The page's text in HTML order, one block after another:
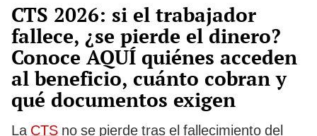
CTS 2026: si el trabajador
fallece, ¿se pierde el dinero?
Conoce AQUÍ quiénes acceden
al beneficio, cuánto cobran y
qué documentos exigen
La CTS no se pierde tras el fallecimiento del